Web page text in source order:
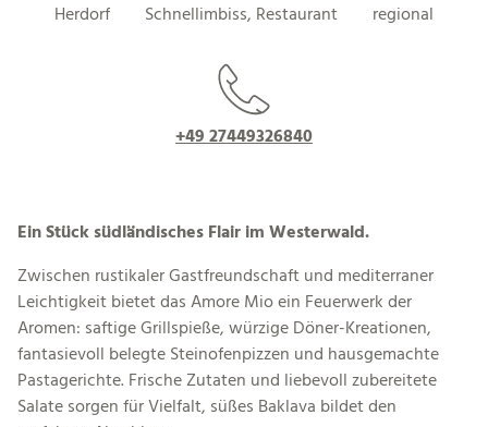
Herdorf Schnellimbiss, Restaurant regional
+49 27449326840
Ein Stück südländisches Flair im Westerwald.
Zwischen rustikaler Gastfreundschaft und mediterraner
Leichtigkeit bietet das Amore Mio ein Feuerwerk der
Aromen: saftige Grillspieße, würzige Döner-Kreationen,
fantasievoll belegte Steinofenpizzen und hausgemachte
Pastagerichte. Frische Zutaten und liebevoll zubereitete
Salate sorgen für Vielfalt, süßes Baklava bildet den